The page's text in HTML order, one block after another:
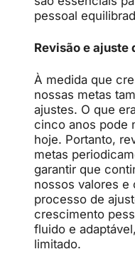
pessoal
Revisão e ajuste
À medida que
nossas metas
ajustes. O que
cinco anos pode
hoje. Portanto,
metas
garantir que
nossos valores e
processo de
crescimento
fluido e
limitado.